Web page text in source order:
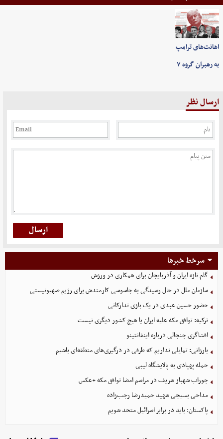
اهانت‌های ترامپ
به رهبران گروه ۷
ارسال نظر
سرخط خبرها
گام تازه ایران و آذربایجان برای همکاری در ورزش
سازمان ملل در حال رسیدگی به جاسوسی کارمندش برای رژیم صهیونیستی
حضور حسین عبدی در یک بازی تدارکاتی
ترکیه: توافق مکه علیه ایران یا هیچ کشور دیگری نیست
افشاگری جنجالی درباره اینفانتینو
بارزانی: تمایلی نداریم که طرفی در درگیری‌های منطقه‌ای باشیم
حمله پهپادی به پالایشگاه لیبی
جوراب‌ شهباز شریف در مراسم امضا توافق‌ مکه +عکس
مداحی بسیجی شهید حمیدرضا رجب‌زاده
پاکستان: باید در برابر اسرائیل متحد شویم